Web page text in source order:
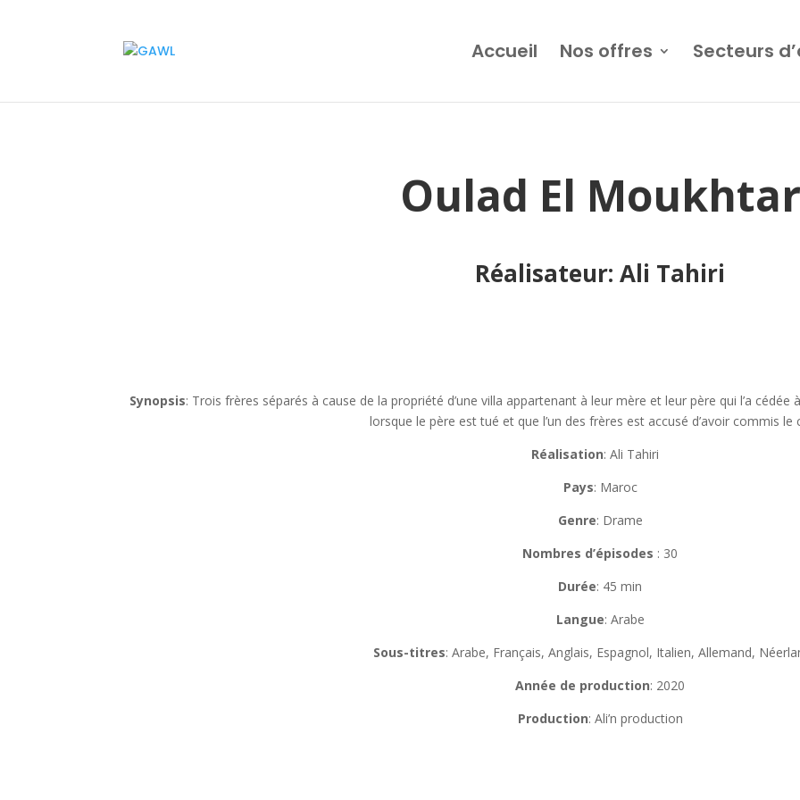
Accueil Nos offres Secteurs
Oulad El Moukhtar
Réalisateur: Ali Tahiri
Synopsis: Trois frères séparés à cause de la propriété d’une villa appartenant à leur mère et leur père qui l’a cédée
lorsque le père est tué et que l’un des frères est accusé d’avoir commis le
Réalisation: Ali Tahiri
Pays: Maroc
Genre: Drame
Nombres d’épisodes : 30
Durée: 45 min
Langue: Arabe
Sous-titres: Arabe, Français, Anglais, Espagnol, Italien, Allemand,
Année de production: 2020
Production: Ali’n production